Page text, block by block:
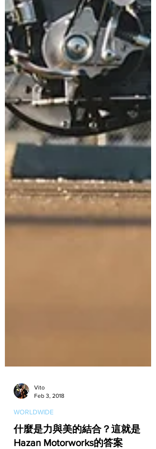
Feb 3, 2018
WORLDWIDE
什麼是力與美的結合？這就是